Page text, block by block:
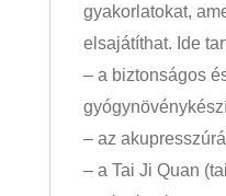
gyakorlatokat,
elsajátíthat. Ide
– a biztonságos
– az
– a Tai Ji Quan